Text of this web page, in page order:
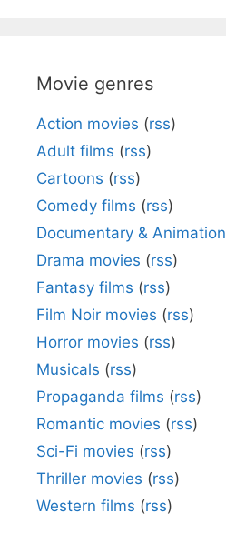
Movie genres
Action movies (rss)
Adult films (rss)
Cartoons (rss)
Comedy films (rss)
Documentary & Animation
Drama movies (rss)
Fantasy films (rss)
Film Noir movies (rss)
Horror movies (rss)
Musicals (rss)
Propaganda films (rss)
Romantic movies (rss)
Sci-Fi movies (rss)
Thriller movies (rss)
Western films (rss)